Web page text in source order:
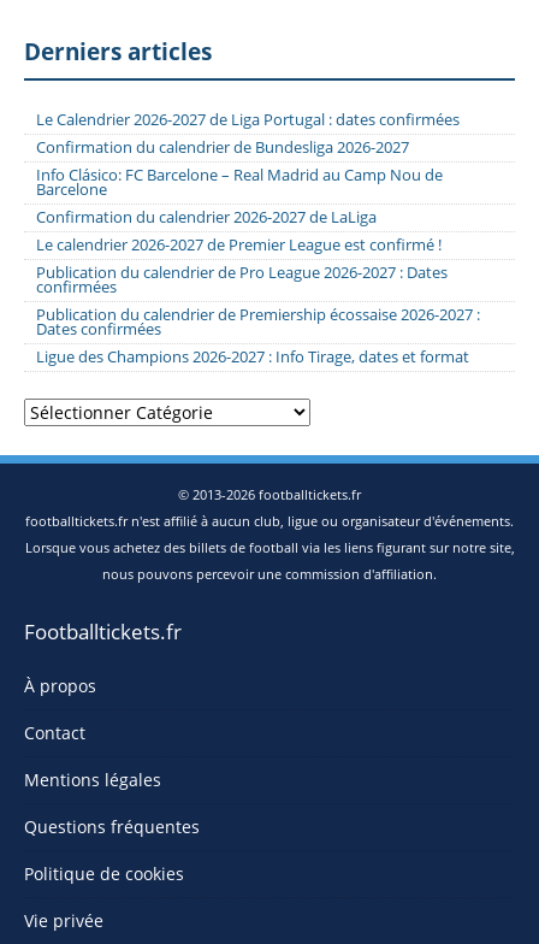
Derniers articles
Le Calendrier 2026-2027 de Liga Portugal : dates confirmées
Confirmation du calendrier de Bundesliga 2026-2027
Info Clásico: FC Barcelone – Real Madrid au Camp Nou de
Barcelone
Confirmation du calendrier 2026-2027 de LaLiga
Le calendrier 2026-2027 de Premier League est confirmé !
Publication du calendrier de Pro League 2026-2027 : Dates
confirmées
Publication du calendrier de Premiership écossaise 2026-2027 :
Dates confirmées
Ligue des Champions 2026-2027 : Info Tirage, dates et format
Catégories
© 2013-2026 footballtickets.fr
footballtickets.fr n'est affilié à aucun club, ligue ou organisateur d'événements.
Lorsque vous achetez des billets de football via les liens figurant sur notre site,
nous pouvons percevoir une commission d'affiliation.
Footballtickets.fr
À propos
Contact
Mentions légales
Questions fréquentes
Politique de cookies
Vie privée